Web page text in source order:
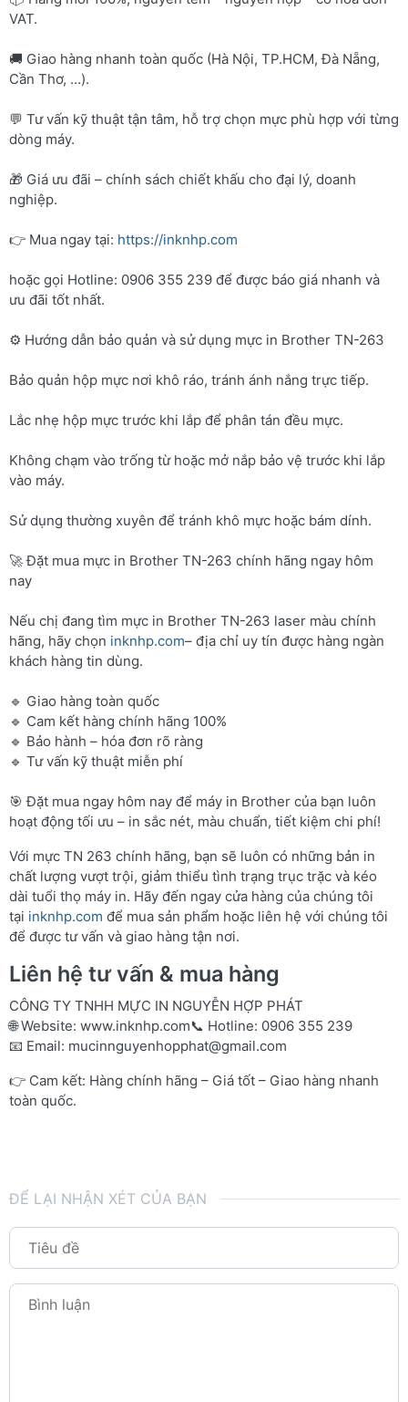
VAT.
🚚 Giao hàng nhanh toàn quốc (Hà Nội, TP.HCM, Đà Nẵng,
Cần Thơ, …).
💬 Tư vấn kỹ thuật tận tâm, hỗ trợ chọn mực phù hợp với từng
dòng máy.
🎁 Giá ưu đãi – chính sách chiết khấu cho đại lý, doanh
nghiệp.
👉 Mua ngay tại: https://inknhp.com
hoặc gọi Hotline: 0906 355 239 để được báo giá nhanh và
ưu đãi tốt nhất.
⚙️ Hướng dẫn bảo quản và sử dụng mực in Brother TN-263
Bảo quản hộp mực nơi khô ráo, tránh ánh nắng trực tiếp.
Lắc nhẹ hộp mực trước khi lắp để phân tán đều mực.
Không chạm vào trống từ hoặc mở nắp bảo vệ trước khi lắp
vào máy.
Sử dụng thường xuyên để tránh khô mực hoặc bám dính.
🚀 Đặt mua mực in Brother TN-263 chính hãng ngay hôm
nay
Nếu chị đang tìm mực in Brother TN-263 laser màu chính
hãng, hãy chọn inknhp.com– địa chỉ uy tín được hàng ngàn
khách hàng tin dùng.
🔹 Giao hàng toàn quốc
🔹 Cam kết hàng chính hãng 100%
🔹 Bảo hành – hóa đơn rõ ràng
🔹 Tư vấn kỹ thuật miễn phí
🎯 Đặt mua ngay hôm nay để máy in Brother của bạn luôn
hoạt động tối ưu – in sắc nét, màu chuẩn, tiết kiệm chi phí!
Với mực TN 263 chính hãng, bạn sẽ luôn có những bản in
chất lượng vượt trội, giảm thiểu tình trạng trục trặc và kéo
dài tuổi thọ máy in. Hãy đến ngay cửa hàng của chúng tôi
tại inknhp.com để mua sản phẩm hoặc liên hệ với chúng tôi
để được tư vấn và giao hàng tận nơi.
Liên hệ tư vấn & mua hàng
CÔNG TY TNHH MỰC IN NGUYỄN HỢP PHÁT
🌐 Website: www.inknhp.com📞 Hotline: 0906 355 239
📧 Email: mucinnguyenhopphat@gmail.com
👉 Cam kết: Hàng chính hãng – Giá tốt – Giao hàng nhanh
toàn quốc.
ĐỂ LẠI NHẬN XÉT CỦA BẠN